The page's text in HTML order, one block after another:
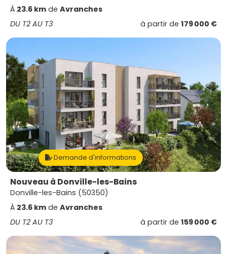
À 23.6 km de Avranches
DU T2 AU T3
à partir de 179 000 €
Demande d'informations
Nouveau à Donville-les-Bains
Donville-les-Bains (50350)
À 23.6 km de Avranches
DU T2 AU T3
à partir de 159 000 €